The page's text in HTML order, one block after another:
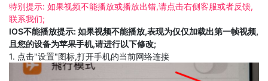
特别提示: 如果视频不能播放或播放出错,请点击右侧客服或者反馈,
联系我们;
IOS不能播放提示: 如果视频不能播放,表现为仅仅加载出第一帧视频,
且您的设备为苹果手机,请进行以下修改;
1. 点击"设置"图标,打开手机的当前网络连接